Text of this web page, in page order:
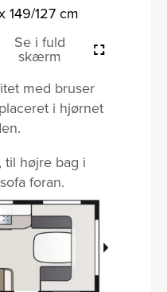
149/127 cm
Se i fuld
skærm
med bruser
i hjørnet
til højre bag i
foran.